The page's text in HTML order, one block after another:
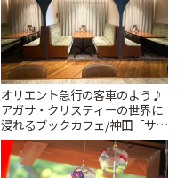
オリエント急行の客車のよう♪
アガサ・クリスティーの世界に
浸れるブックカフェ/神田「サロ
ンクリスティ」 | ことりっぷ